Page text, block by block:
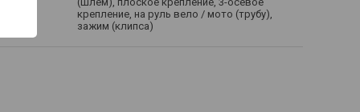
крепление, на руль вело / мото (трубу),
зажим (клипса)